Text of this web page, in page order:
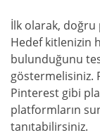
İlk olarak,
Hedef kitlenizin
bulunduğunu
göstermelisiniz.
Pinterest gibi
platformların
tanıtabilirsiniz.